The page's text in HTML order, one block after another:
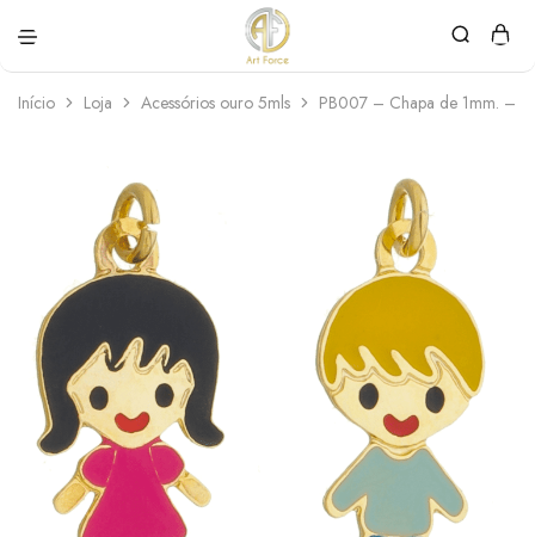
Force
personalizadas
Início Loja Acessórios ouro 5mls PB007 – Chapa de 1mm. –